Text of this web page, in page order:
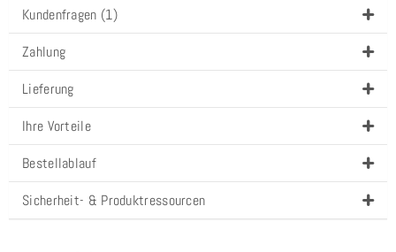
Kundenfragen (1)
Zahlung
Lieferung
Ihre Vorteile
Bestellablauf
Sicherheit- & Produktressourcen